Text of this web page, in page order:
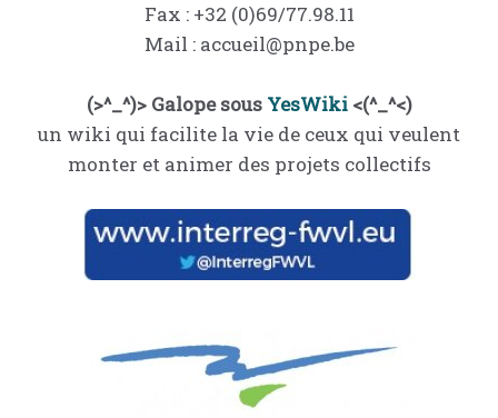
Fax : +32 (0)69/77.98.11
Mail : accueil@pnpe.be
(>^_^)> Galope sous YesWiki<(^_^<)
un wiki qui facilite la vie de ceux qui veulent
monter et animer des projets collectifs